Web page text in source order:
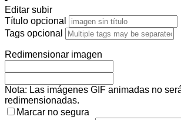
Editar subir
Título opcional
Tags opcional
Redimensionar imagen
Nota: Las imágenes GIF animadas no
redimensionadas.
Marcar no segura